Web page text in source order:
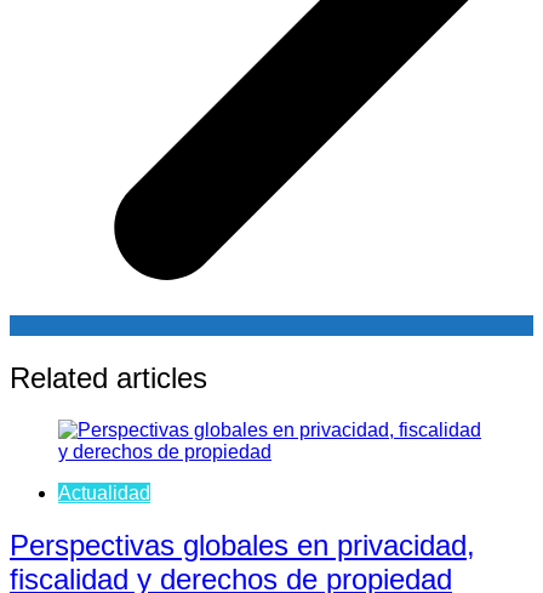
Related articles
Actualidad
Perspectivas globales en privacidad,
fiscalidad y derechos de propiedad